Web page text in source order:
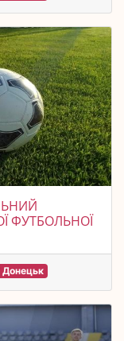
ФУТБОЛЬНОЇ